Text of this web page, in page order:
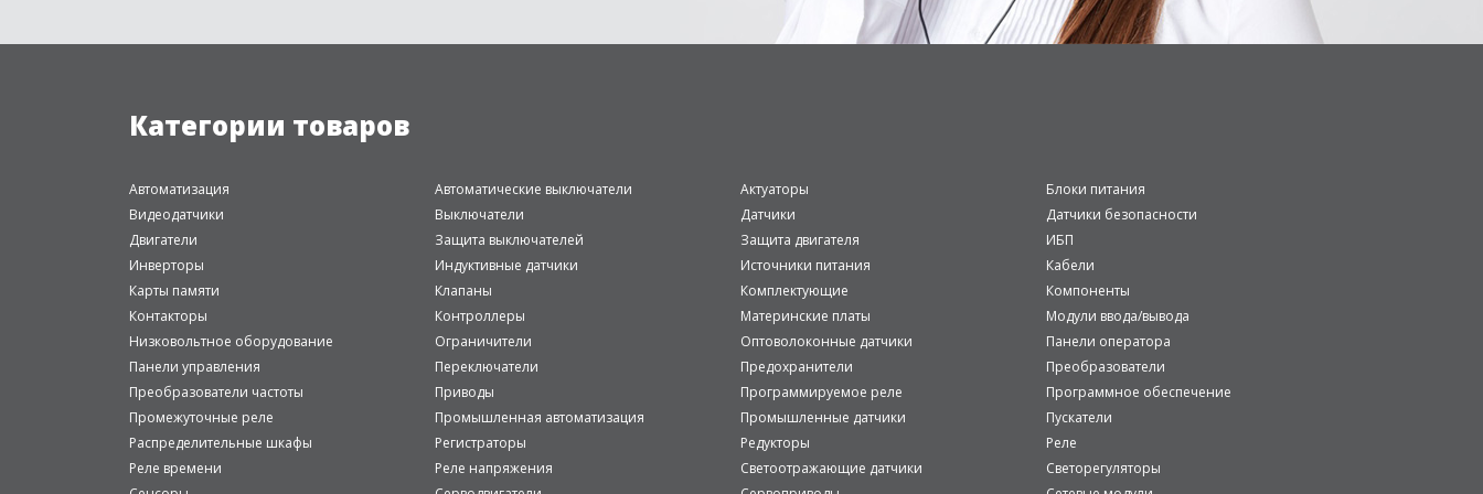
Категории товаров
Автоматизация Автоматические выключатели Актуаторы
Блоки питания
Видеодатчики
Выключатели Датчики
Датчики безопасности
Двигатели
Защита выключателей Защита двигателя
ИБП
Инверторы
Индуктивные датчики Источники питания
Кабели
Карты памяти
Клапаны Комплектующие
Компоненты
Контакторы
Контроллеры Материнские платы
Модули ввода/вывода
Низковольтное оборудование
Ограничители Оптоволоконные датчики
Панели оператора
Панели управления
Переключатели Предохранители
Преобразователи
Преобразователи частоты
Приводы Программируемое реле
Программное обеспечение
Промежуточные реле
Промышленная автоматизация Промышленные датчики
Пускатели
Распределительные шкафы
Регистраторы Редукторы
Реле
Реле времени
Реле напряжения Светоотражающие датчики
Светорегуляторы